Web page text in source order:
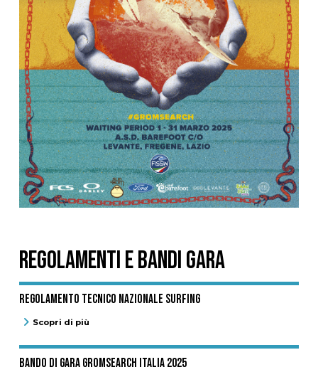
REGOLAMENTI E BANDI GARA
Regolamento Tecnico Nazionale Surfing
Scopri di più
Bando di gara GromSearch Italia 2025